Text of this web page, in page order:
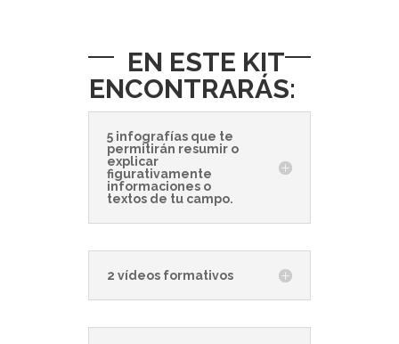
EN ESTE KIT
ENCONTRARÁS:
5 infografías que te
permitirán resumir o
explicar
figurativamente
informaciones o
textos de tu campo.
2 vídeos formativos